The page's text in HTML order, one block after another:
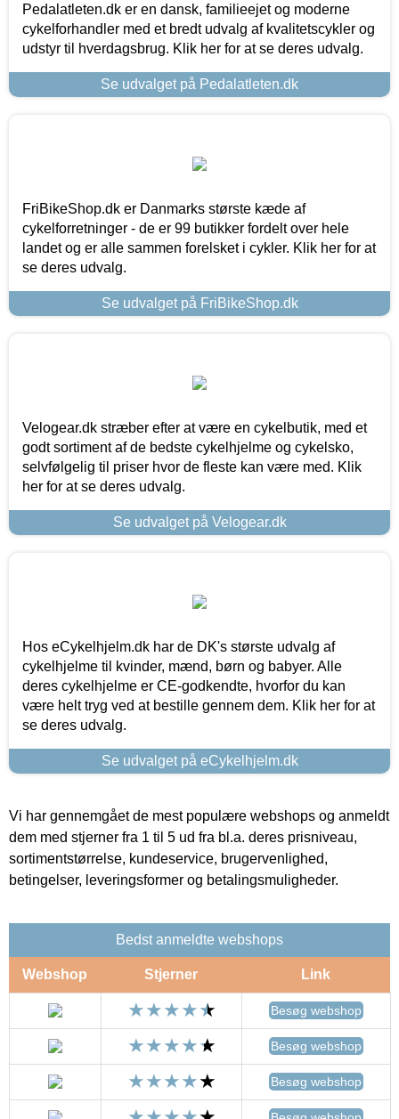
Pedalatleten.dk er en dansk, familieejet og moderne
cykelforhandler med et bredt udvalg af kvalitetscykler og
udstyr til hverdagsbrug. Klik her for at se deres udvalg.
Se udvalget på Pedalatleten.dk
FriBikeShop.dk er Danmarks største kæde af
cykelforretninger - de er 99 butikker fordelt over hele
landet og er alle sammen forelsket i cykler. Klik her for at
se deres udvalg.
Se udvalget på FriBikeShop.dk
Velogear.dk stræber efter at være en cykelbutik, med et
godt sortiment af de bedste cykelhjelme og cykelsko,
selvfølgelig til priser hvor de fleste kan være med. Klik
her for at se deres udvalg.
Se udvalget på Velogear.dk
Hos eCykelhjelm.dk har de DK's største udvalg af
cykelhjelme til kvinder, mænd, børn og babyer. Alle
deres cykelhjelme er CE-godkendte, hvorfor du kan
være helt tryg ved at bestille gennem dem. Klik her for at
se deres udvalg.
Se udvalget på eCykelhjelm.dk
Vi har gennemgået de mest populære webshops og anmeldt
dem med stjerner fra 1 til 5 ud fra bl.a. deres prisniveau,
sortimentstørrelse, kundeservice, brugervenlighed,
betingelser, leveringsformer og betalingsmuligheder.
Bedst anmeldte webshops
Webshop Stjerner Link
Besøg webshop
Besøg webshop
Besøg webshop